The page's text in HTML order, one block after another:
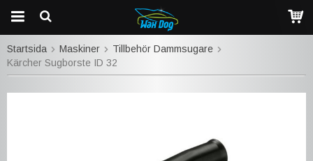
Startsida Maskiner
Tillbehör Dammsugare
Kärcher Sugborste ID 32